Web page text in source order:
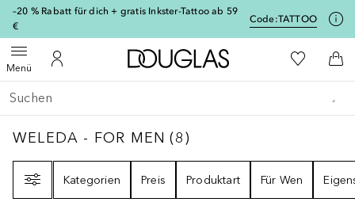
–20 % Rabatt für dich + gratis Inkster-Tattoo ab 59
€
Code:TATTOO
MenüMenü öffnenZu Meinem Kundenkonto
Zur Douglas Startseite
Zu Meiner
Gehe zurück
Suche ausführen
WELEDA - FOR MEN8
WELEDA - FOR MEN (8)
Kategorien
Preis Produktart Für Wen
[navigation.slideout.screenreader]